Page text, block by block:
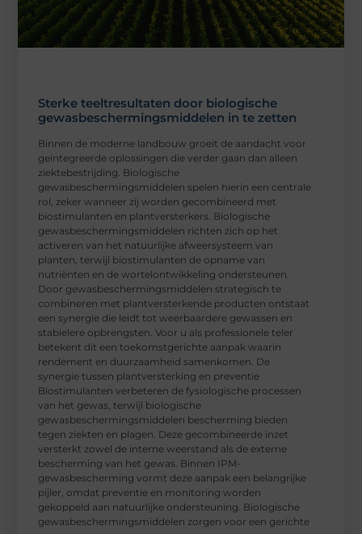
Sterke teeltresultaten door biologische
gewasbeschermingsmiddelen in te zetten
Binnen de moderne landbouw groeit de aandacht voor
geïntegreerde oplossingen die verder gaan dan alleen
ziektebestrijding. Biologische
gewasbeschermingsmiddelen spelen hierin een centrale
rol, zeker wanneer zij worden gecombineerd met
biostimulanten en plantversterkers. Biologische
gewasbeschermingsmiddelen richten zich op het
activeren van het natuurlijke afweersysteem van
planten, terwijl biostimulanten de opname van
nutriënten en de wortelontwikkeling ondersteunen.
Door gewasbeschermingsmiddelen strategisch te
combineren met plantversterkende producten ontstaat
een synergie die leidt tot weerbaardere gewassen en
stabielere opbrengsten. Voor u als professionele teler
betekent dit een toekomstgerichte aanpak waarin
rendement en duurzaamheid samenkomen. De
synergie tussen plantversterking en preventie
Biostimulanten verbeteren de fysiologische processen
van het gewas, terwijl biologische
gewasbeschermingsmiddelen bescherming bieden
tegen ziekten en plagen. Deze gecombineerde inzet
versterkt zowel de interne weerstand als de externe
bescherming van het gewas. Binnen IPM-
gewasbescherming vormt deze aanpak een belangrijke
pijler, omdat preventie en monitoring worden
gekoppeld aan natuurlijke ondersteuning. Biologische
gewasbeschermingsmiddelen zorgen voor een gerichte